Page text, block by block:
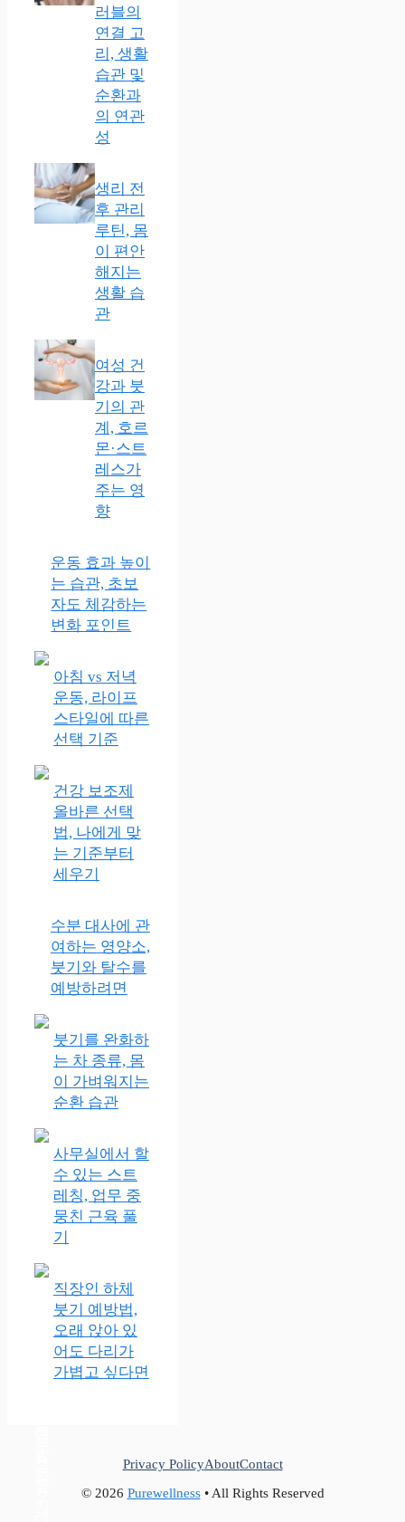
러블의
연결 고
리, 생활
습관 및
순환과
의 연관
성
생리 전
후 관리
루틴, 몸
이 편안
해지는
생활 습
관
여성 건
강과 붓
기의 관
계, 호르
몬·스트
레스가
주는 영
향
운동 효과 높이
는 습관, 초보
자도 체감하는
변화 포인트
아침 vs 저녁
운동, 라이프
스타일에 따른
선택 기준
건강 보조제
올바른 선택
법, 나에게 맞
는 기준부터
세우기
수분 대사에 관
여하는 영양소,
붓기와 탈수를
예방하려면
붓기를 완화하
는 차 종류, 몸
이 가벼워지는
순환 습관
사무실에서 할
수 있는 스트
레칭, 업무 중
뭉친 근육 풀
기
직장인 하체
붓기 예방법,
오래 앉아 있
어도 다리가
가볍고 싶다면
© 2026 Purewellness• All Rights Reserved
Privacy PolicyAboutContact